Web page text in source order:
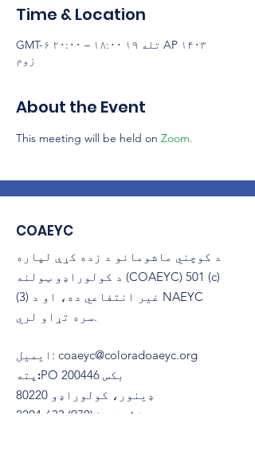
Time & Location
AP ۱۴۰۳ تله ۱۹ ۱۸:۰۰ – ۲۰:۰۰ GMT-۶
زوم
About the Event
This meeting will be held on Zoom.
COAEYC
د کوچني ماشومانو د زده کړې لپاره
د کولوراډو ټولنه (COAEYC) 501 (c)
(3) غیر انتفاعي ده، او د NAEYC
سره تړاو لري.
ایمیل : coaeyc@coloradoaeyc.org
پته:
​PO بکس 200446
ډینور، کولوراډو 80220
تلیفون: (970) 633-2294